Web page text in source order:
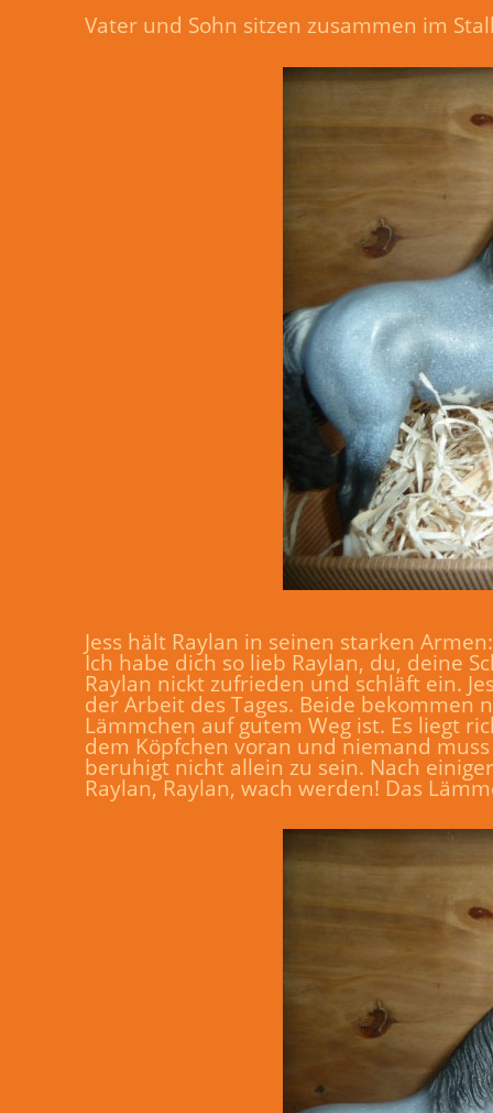
Vater und Sohn sitzen zusammen im
Jess hält Raylan in seinen starken Armen:
Ich habe dich so lieb Raylan, du, deine
Raylan nickt zufrieden und schläft ein.
der Arbeit des Tages. Beide bekommen
Lämmchen auf gutem Weg ist. Es liegt
dem Köpfchen voran und niemand
beruhigt nicht allein zu sein. Nach
Raylan, Raylan, wach werden! Das